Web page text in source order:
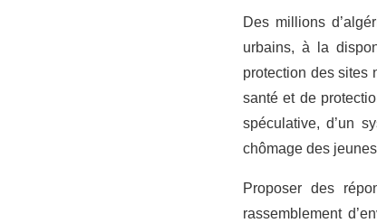
Des millions
urbains, à la
protection des sites
santé et de
spéculative, d’un
chômage des
Proposer des
rassemblement